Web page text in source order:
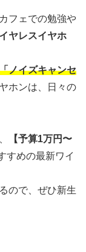
フェでの勉強や
イヤレスイヤホ
ノイズキャンセ
ホンは、日々の
【予算1万円〜
すめの最新ワイ
ので、ぜひ新生